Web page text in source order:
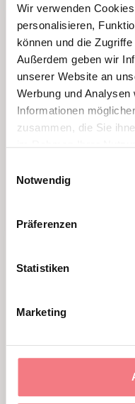
Wir verwenden
personalisieren,
können und die
Außerdem geben wir
unserer Website an
Werbung und
Informationen
zusammen, die Sie
Notwendig
Präferenzen
Statistiken
Marketing